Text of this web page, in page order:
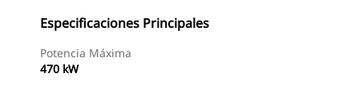
Especificaciones Principales
Potencia Máxima
470 kW